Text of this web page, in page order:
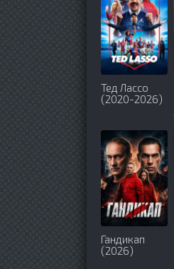
Тед Лассо
(2020-2026)
Гандикап
(2026)